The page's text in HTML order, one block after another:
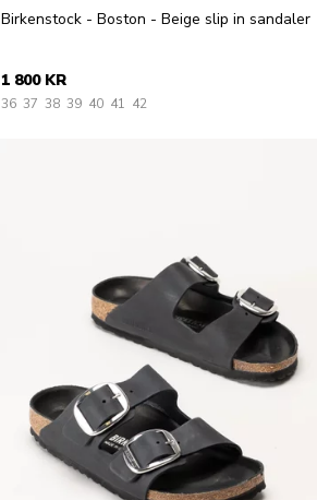
Birkenstock - Boston - Beige slip in sandaler
1 800 KR
36 37 38 39 40 41 42